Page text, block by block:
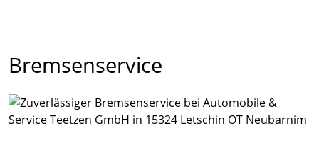
Bremsenservice